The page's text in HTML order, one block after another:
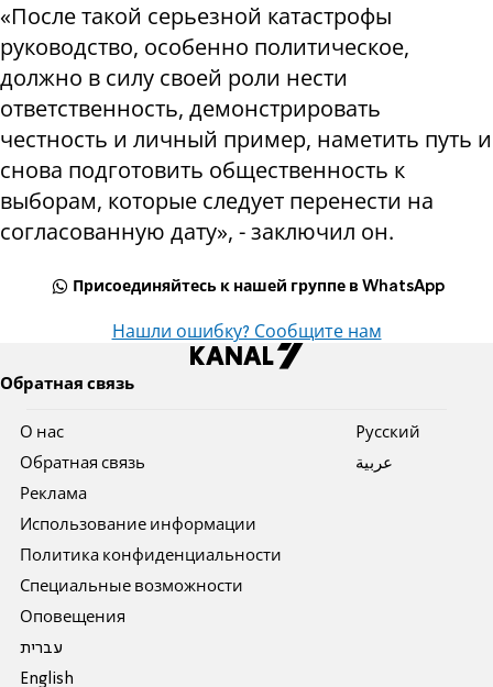
«После такой серьезной катастрофы
руководство, особенно политическое,
должно в силу своей роли нести
ответственность, демонстрировать
честность и личный пример, наметить путь и
снова подготовить общественность к
выборам, которые следует перенести на
согласованную дату», - заключил он.
Присоединяйтесь к нашей группе в WhatsApp
Нашли ошибку? Сообщите нам
Обратная связь
О нас
Обратная связь
Реклама
Использование информации
Политика конфиденциальности
Специальные возможности
Оповещения
עברית
English
Pусский
عربية